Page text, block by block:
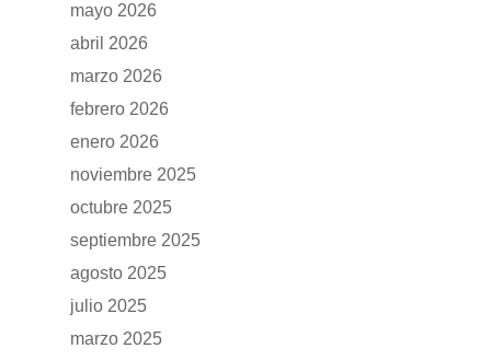
mayo 2026
abril 2026
marzo 2026
febrero 2026
enero 2026
noviembre 2025
octubre 2025
septiembre 2025
agosto 2025
julio 2025
marzo 2025